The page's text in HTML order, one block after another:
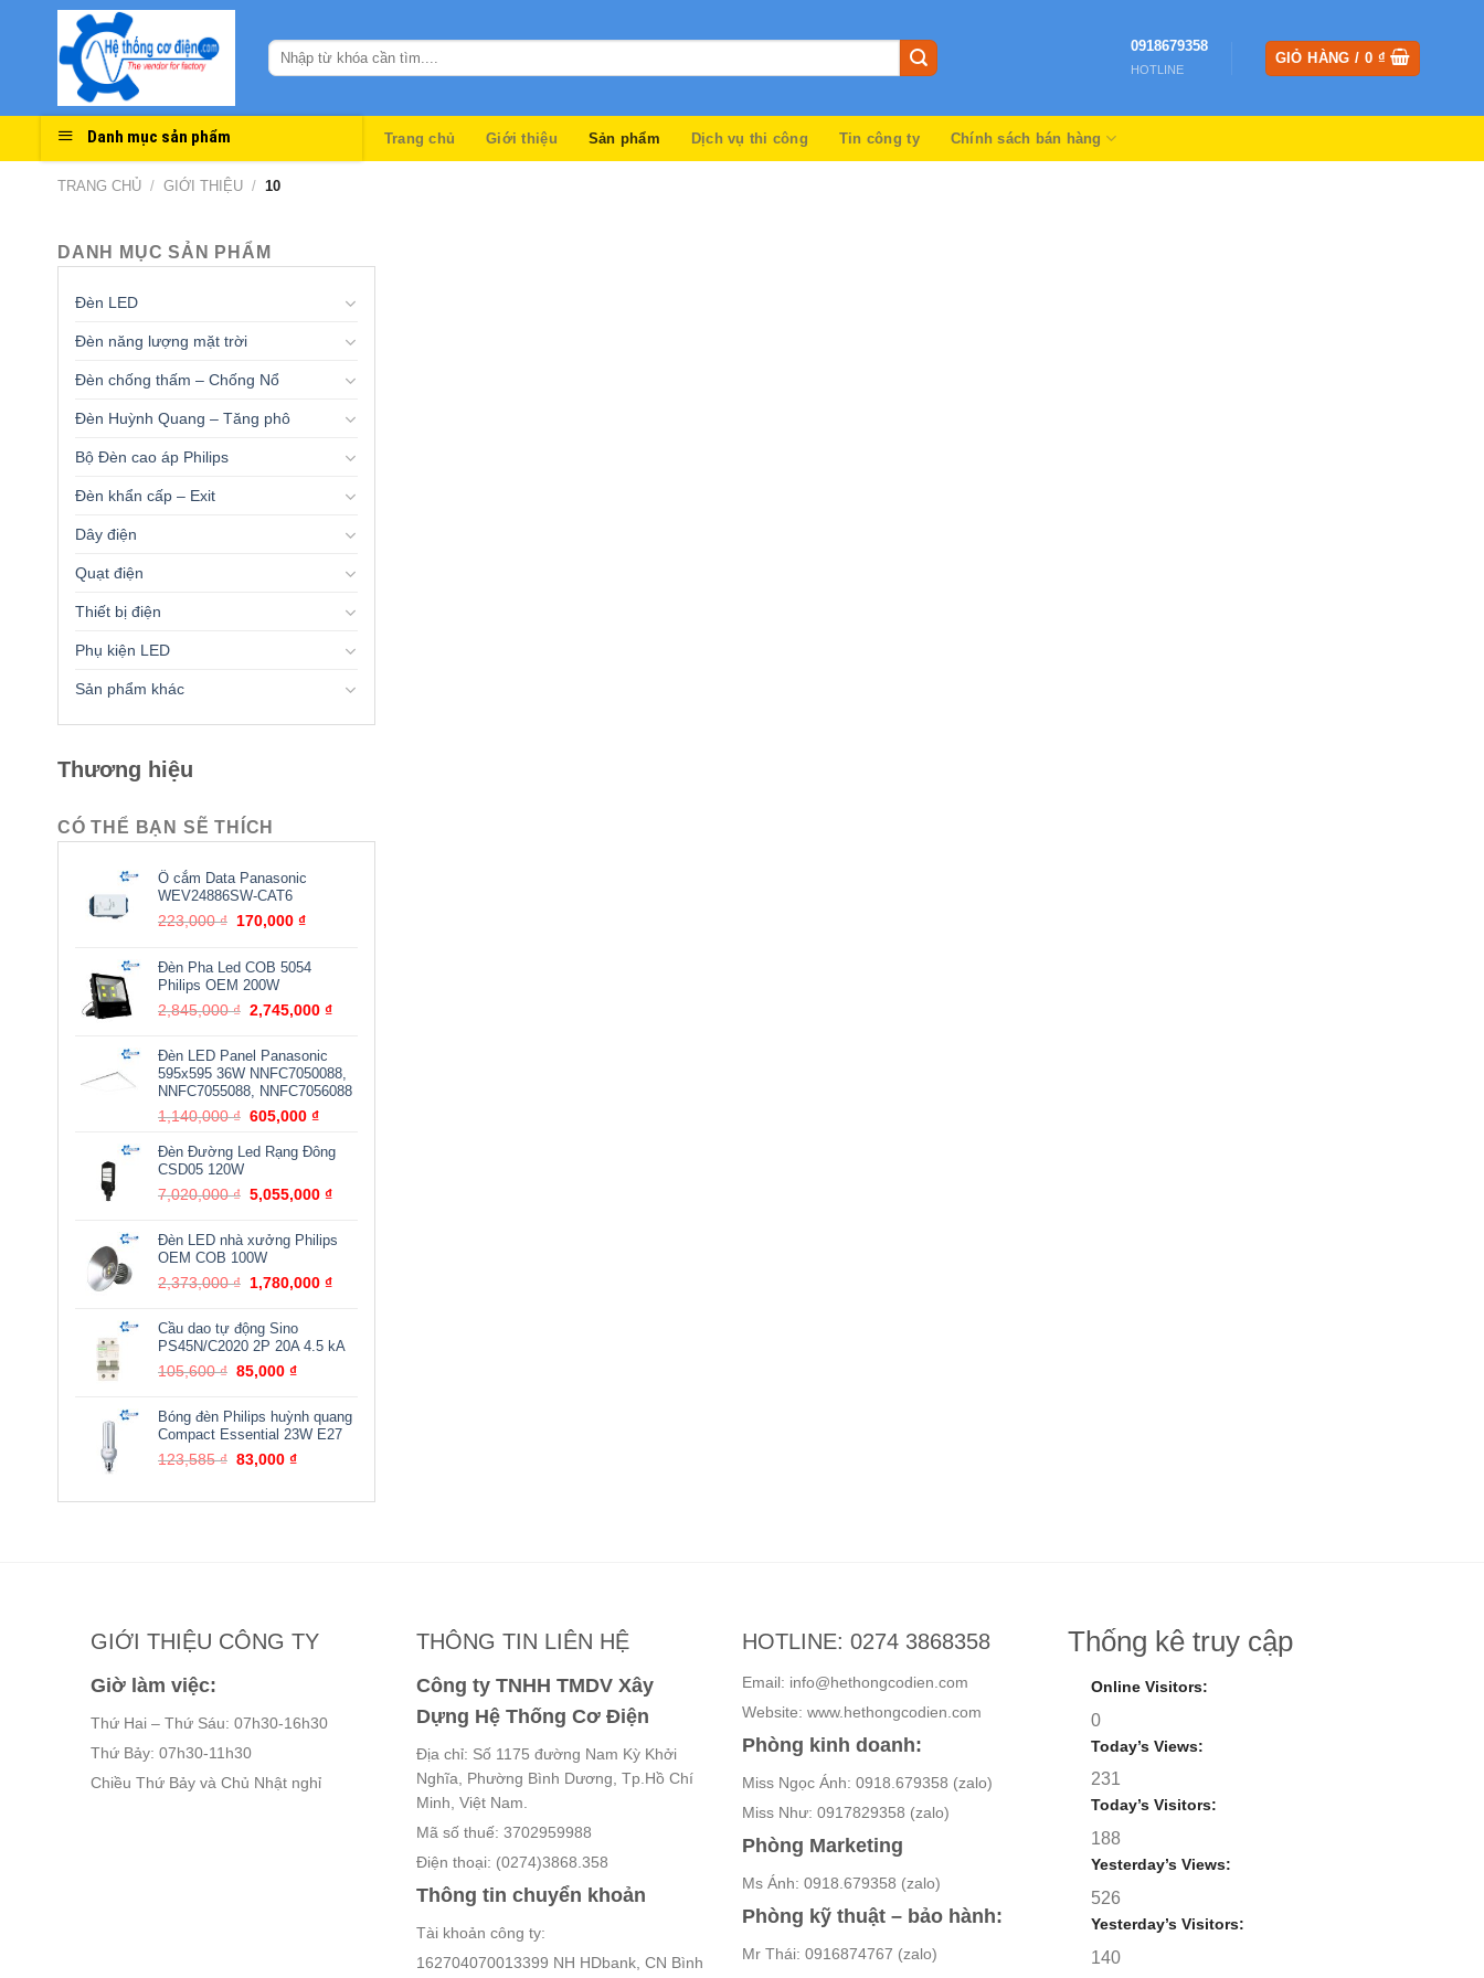
0918679358
HOTLINE
GIỎ HÀNG / 0 ₫
Danh mục sản phẩm Trang chủ Giới thiệu Sản phẩm Dịch vụ thi công Tin công ty Chính sách bán hàng
TRANG CHỦ / GIỚI THIỆU / 10
DANH MỤC SẢN PHẨM
Đèn LED
Đèn năng lượng mặt trời
Đèn chống thấm – Chống Nổ
Đèn Huỳnh Quang – Tăng phô
Bộ Đèn cao áp Philips
Đèn khẩn cấp – Exit
Dây điện
Quạt điện
Thiết bị điện
Phụ kiện LED
Sản phẩm khác
Thương hiệu
CÓ THỂ BẠN SẼ THÍCH
Ổ cắm Data Panasonic
WEV24886SW-CAT6
223,000₫ Giá
là:
223,000 ₫.
170,000₫Giá
tại
Đèn Pha Led COB 5054
Philips OEM 200W
2,845,000₫ Giá
là:
2,845,000 ₫.
2,745,000₫Giá
là:
2,745,000 ₫.
Đèn LED Panel Panasonic
595x595 36W NNFC7050088,
NNFC7055088, NNFC7056088
1,140,000₫ Giá
là:
605,000₫Giá
tại
605,000 ₫.
Đèn Đường Led Rạng Đông
CSD05 120W
7,020,000₫ Giá
7,020,000 ₫.
5,055,000₫Giá
Đèn LED nhà xưởng Philips
OEM COB 100W
2,373,000₫ Giá
2,373,000 ₫.
1,780,000₫Giá
là:
Cầu dao tự động Sino
PS45N/C2020 2P 20A 4.5 kA
105,600₫ Giá
là:
105,600 ₫.
85,000₫Giá
tại
là:
Bóng đèn Philips huỳnh quang
Compact Essential 23W E27
123,585₫ Giá
là:
83,000₫Giá
tại
GIỚI THIỆU CÔNG TY
Giờ làm việc:
Thứ Hai – Thứ Sáu: 07h30-16h30
Thứ Bảy: 07h30-11h30
Chiều Thứ Bảy và Chủ Nhật nghỉ
THÔNG TIN LIÊN HỆ
Công ty TNHH TMDV Xây
Dựng Hệ Thống Cơ Điện
Địa chỉ: Số 1175 đường Nam Kỳ Khởi
Nghĩa, Phường Bình Dương, Tp.Hồ Chí
Minh, Việt Nam.
Mã số thuế: 3702959988
Điện thoại: (0274)3868.358
Thông tin chuyển khoản
Tài khoản công ty:
162704070013399 NH HDbank, CN Bình
HOTLINE: 0274 3868358
Email: info@hethongcodien.com
Website: www.hethongcodien.com
Phòng kinh doanh:
Miss Ngọc Ánh: 0918.679358 (zalo)
Miss Như: 0917829358 (zalo)
Phòng Marketing
Ms Ánh: 0918.679358 (zalo)
Phòng kỹ thuật – bảo hành:
Mr Thái: 0916874767 (zalo)
Thống kê truy cập
Online Visitors:
0
Today’s Views:
231
Today’s Visitors:
188
Yesterday’s Views:
526
Yesterday’s Visitors:
140